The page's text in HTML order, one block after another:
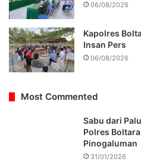
06/08/2026
Kapolres
Insan Pers
06/08/2026
Most Commented
Sabu dari
Polres
Pinogaluman
31/01/2026